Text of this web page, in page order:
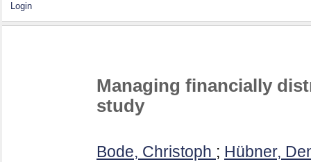
Login
Managing financially
study
Bode, Christoph ; Hübner,